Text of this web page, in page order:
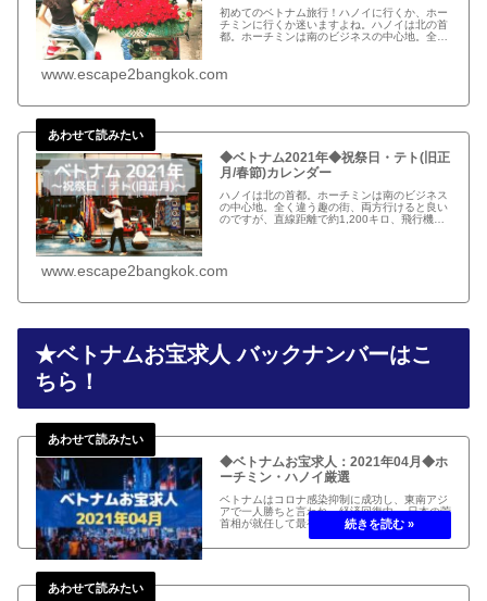
初めてのベトナム旅行！ハノイに行くか、ホー
チミンに行くか迷いますよね。ハノイは北の首
都。ホーチミンは南のビジネスの中心地。全く
www.escape2bangkok.com
◆ベトナム2021年◆祝祭日・テト(旧正
月/春節)カレンダー
ハノイは北の首都。ホーチミンは南のビジネス
の中心地。全く違う趣の街、両方行けると良い
のですが、直線距離で約1,200キロ、飛行機で
www.escape2bangkok.com
★ベトナムお宝求人 バックナンバーはこ
ちら！
◆ベトナムお宝求人：2021年04月◆ホ
ーチミン・ハノイ厳選
ベトナムはコロナ感染抑制に成功し、東南アジ
アで一人勝ちと言われ、経済回復中。 日本の菅
首相が就任して最初の訪問国として、両国間で
ビジネス渡航者の往来再開。 ベトナムのお宝求
人2021年04月編をお届けします！ ベトナム(ホ